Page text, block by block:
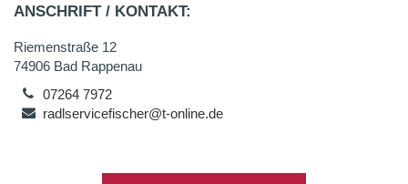
ANSCHRIFT / KONTAKT:
Riemenstraße 12
74906 Bad Rappenau
07264 7972
radlservicefischer@t-online.de